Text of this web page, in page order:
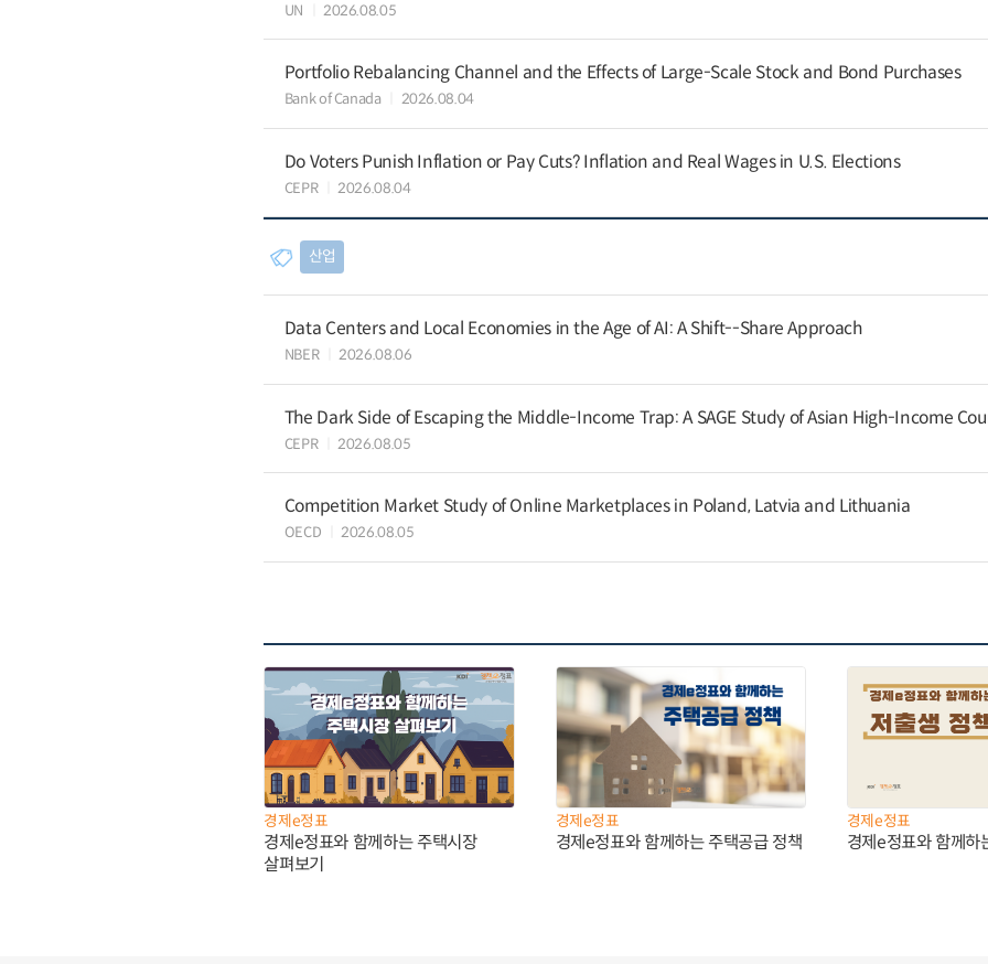
UN 2026.08.05
Portfolio Rebalancing Channel and the Effects of Large-Scale Stock and Bond Purchases
Bank of Canada 2026.08.04
Do Voters Punish Inflation or Pay Cuts? Inflation and Real Wages in U.S. Elections
CEPR 2026.08.04
산업
Data Centers and Local Economies in the Age of AI: A Shift--Share Approach
NBER 2026.08.06
The Dark Side of Escaping the Middle-Income Trap: A SAGE Study of Asian High-Income
CEPR 2026.08.05
Competition Market Study of Online Marketplaces in Poland, Latvia and Lithuania
OECD 2026.08.05
경제e정표
경제e정표와 함께하는 주택시장
살펴보기
경제e정표
경제e정표와 함께하는 주택공급 정책
경제e정표
경제e정표와 함께하